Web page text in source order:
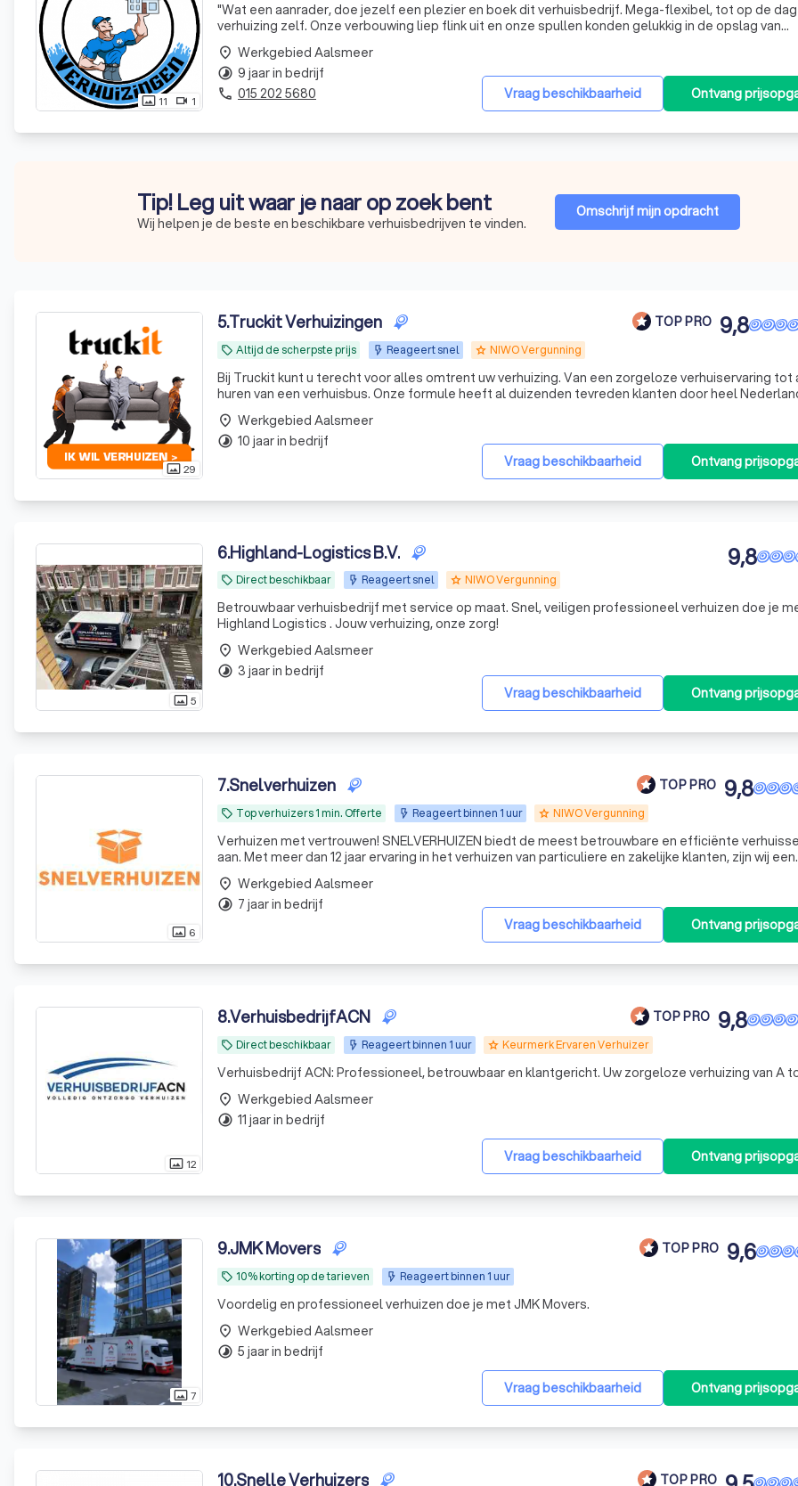
photo_size_select_actual 11 videocam 1
"Wat een aanrader, doe jezelf een plezier en boek dit verhuisbedrijf. Mega-flexibel, tot op de dag
verhuizing zelf. Onze verbouwing liep flink uit en onze spullen konden gelukkig in de opslag van
Cornellie’s. Deel moest verhuisd worden naar het nieuwe huis, twee weken later weer een lading
de opslag. Voor Neal en Barend was dit geen enkel probleem, tot op het laatste moment konden
aangeven hoe & wat. Kortom, scherpe prijs voor een superservice, ik ben fan."
Vraag beschikbaarheid
Ontvang
place Werkgebied Aalsmeer
timelapse 9 jaar in bedrijf
phone 015 202 5680
Tip! Leg uit waar je naar op zoek bent
Wij helpen je de beste en beschikbare verhuisbedrijven te vinden.
Omschrijf mijn opdracht
photo_size_select_actual29
5.Truckit Verhuizingen TOP PRO
local_offer Altijd de scherpste prijs Reageert snel grade NIWO Vergunning
9,8
Bij Truckit kunt u terecht voor alles omtrent uw verhuizing. Van een zorgeloze verhuiservaring tot
huren van een verhuisbus. Onze formule heeft al duizenden tevreden klanten door heel Nederland
geholpen. Of het nu gaat om een grote of kleine verhuisklus, ons ervaren team regelt het allemaa
Vraag beschikbaarheid Ontvang
place Werkgebied Aalsmeer
timelapse 10 jaar in bedrijf
photo_size_select_actual5
6.Highland-Logistics B.V.
local_offer Direct beschikbaar Reageert snel grade NIWO Vergunning
9,8
Betrouwbaar verhuisbedrijf met service op maat. Snel, veiligen professioneel verhuizen doe je
Highland Logistics . Jouw verhuizing, onze zorg!
Vraag beschikbaarheid Ontvang
place Werkgebied Aalsmeer
timelapse 3 jaar in bedrijf
photo_size_select_actual 6
7.Snelverhuizen TOP PRO
local_offer Top verhuizers 1 min. Offerte Reageert binnen 1 uur grade NIWO Vergunning
9,8
Verhuizen met vertrouwen! SNELVERHUIZEN biedt de meest betrouwbare en efficiënte
aan. Met meer dan 12 jaar ervaring in het verhuizen van particuliere en zakelijke klanten, zijn wij een
toonaangevende verhuisbedrijf waar u op kunt vertrouwen. Ons team heeft de kennis en ervaring
Vraag beschikbaarheid Ontvang
place Werkgebied Aalsmeer
timelapse 7 jaar in bedrijf
photo_size_select_actual 12
8.VerhuisbedrijfACN TOP PRO
local_offer Direct beschikbaar Reageert binnen 1 uur grade Keurmerk Ervaren Verhuizer
9,8
Verhuisbedrijf ACN: Professioneel, betrouwbaar en klantgericht. Uw zorgeloze verhuizing van A
Vraag beschikbaarheid Ontvang
place Werkgebied Aalsmeer
timelapse 11 jaar in bedrijf
photo_size_select_actual7
9.JMK Movers TOP PRO
local_offer 10% korting op de tarieven Reageert binnen 1 uur
9,6
Voordelig en professioneel verhuizen doe je met JMK Movers.
Vraag beschikbaarheid Ontvang
place Werkgebied Aalsmeer
timelapse 5 jaar in bedrijf
10.Snelle Verhuizers TOP PRO